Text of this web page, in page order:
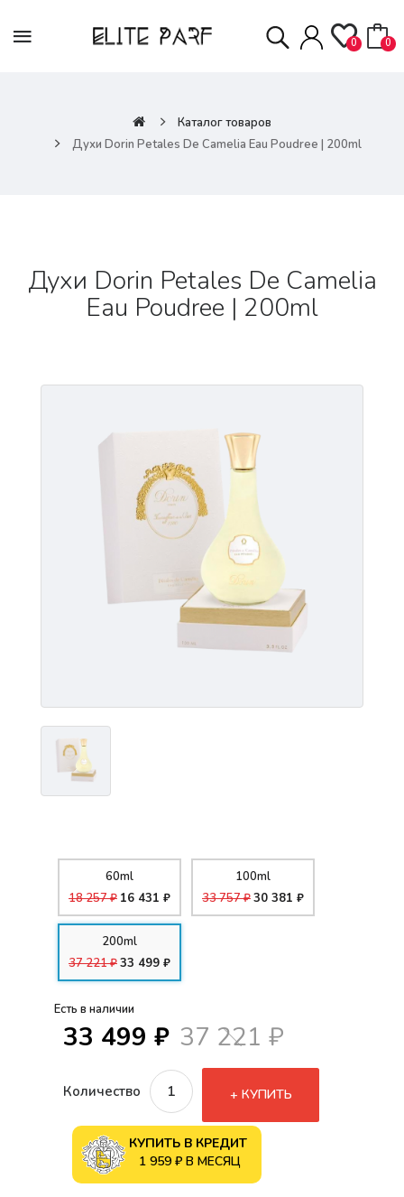
0 0
Каталог товаров
Духи Dorin Petales De Camelia Eau Poudree | 200ml
Духи Dorin Petales De Camelia
Eau Poudree | 200ml
60ml
18 257 ₽ 16 431 ₽
100ml
33 757 ₽30 381 ₽
200ml
37 221 ₽33 499 ₽
Есть в наличии
33 499 ₽ 37 221 ₽
Количество КУПИТЬ
КУПИТЬ В КРЕДИТ
1 959 ₽ В МЕСЯЦ